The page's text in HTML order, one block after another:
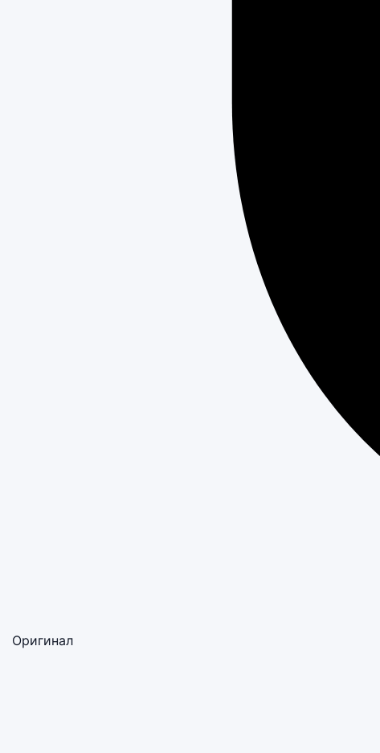
Оригинал